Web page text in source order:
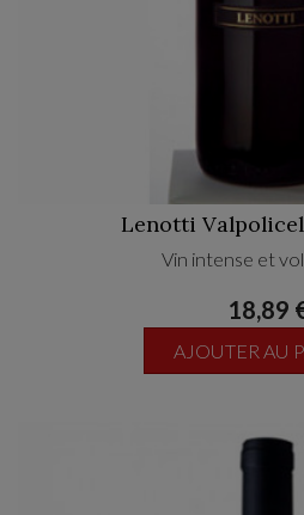
Lenotti
Vin intense et
18,89
AJOUTER AU